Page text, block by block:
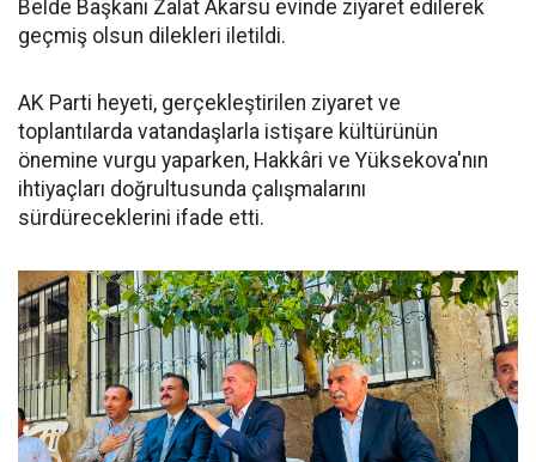
Belde Başkanı Zalat Akarsu evinde ziyaret edilerek
geçmiş olsun dilekleri iletildi.
AK Parti heyeti, gerçekleştirilen ziyaret ve
toplantılarda vatandaşlarla istişare kültürünün
önemine vurgu yaparken, Hakkâri ve Yüksekova'nın
ihtiyaçları doğrultusunda çalışmalarını
sürdüreceklerini ifade etti.